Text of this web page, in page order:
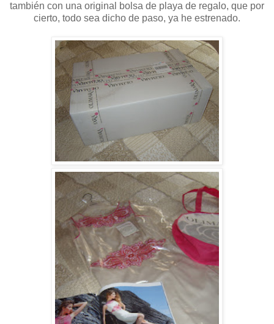
también con una original bolsa de playa de regalo, que por
cierto, todo sea dicho de paso, ya he estrenado.